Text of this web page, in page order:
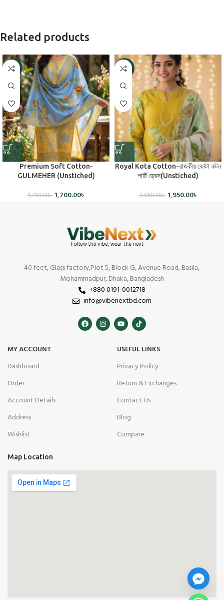
Related products
-5%
Premium Soft Cotton-
GULMEHER (Unstiched)
1,790.00৳ 1,700.00৳
-5%
Royal Kota Cotton-রাজকীয় কোটা কটন
পার্টি ড্রেস(Unstiched)
2,050.00৳ 1,950.00৳
40 feet, Glass factory,Plot 5, Block G, Avenue Road, Basila,
Mohammadpur, Dhaka, Bangladesh
+880 0191-0012718
info@vibenextbd.com
MY ACCOUNT
Dashboard
Order
Account Details
Address
Wishlist
USEFUL LINKS
Privacy Policy
Return & Exchanges
Contact Us
Blog
Compare
Map Location